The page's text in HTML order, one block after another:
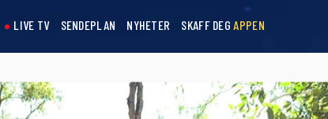
LIVE TV SENDEPLAN NYHETER SKAFF DEGAPPEN